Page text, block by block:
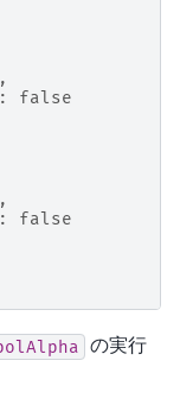
false
false
の実行